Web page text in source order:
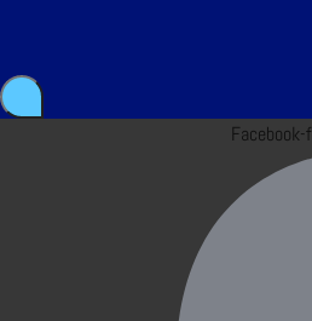
Facebook-f